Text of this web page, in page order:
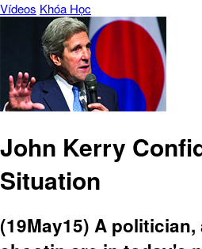
Vídeos Khóa Học
John Kerry
Situation
(19May15) A